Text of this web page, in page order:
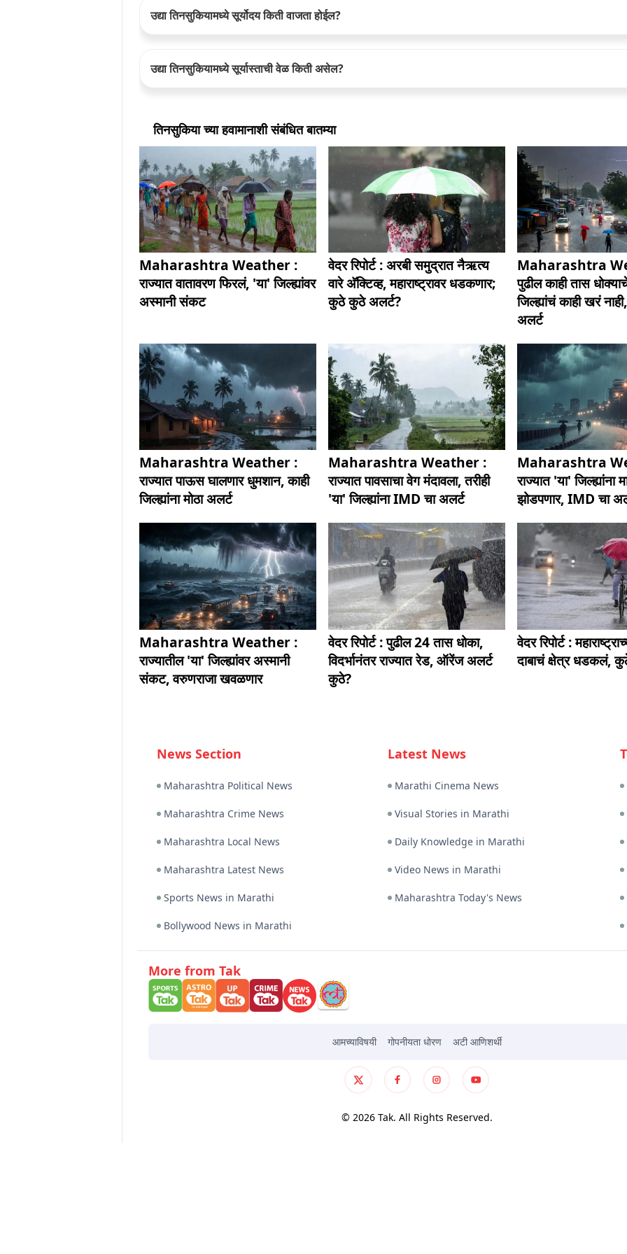
उद्या तिनसुकियामध्ये सूर्योदय किती वाजता होईल?
उद्या तिनसुकियामध्ये सूर्यास्ताची वेळ किती असेल?
तिनसुकिया च्या हवामानाशी संबंधित बातम्या
Maharashtra Weather :
राज्यात वातावरण फिरलं, 'या' जिल्ह्यांवर
अस्मानी संकट
वेदर रिपोर्ट : अरबी समुद्रात नैऋत्य
वारे अ‍ॅक्टिव्ह, महाराष्ट्रावर धडकणार;
कुठे कुठे अलर्ट?
Maharashtra
पुढील काही तास
जिल्ह्यांचं काही खरं
अलर्ट
Maharashtra Weather :
राज्यात पाऊस घालणार धुमशान, काही
जिल्ह्यांना मोठा अलर्ट
Maharashtra Weather :
राज्यात पावसाचा वेग मंदावला, तरीही
'या' जिल्ह्यांना IMD चा अलर्ट
Maharashtra
राज्यात 'या' जिल्ह्यांना
झोडपणार, IMD चा
Maharashtra Weather :
राज्यातील 'या' जिल्ह्यांवर अस्मानी
संकट, वरुणराजा खवळणार
वेदर रिपोर्ट : पुढील 24 तास धोका,
विदर्भानंतर राज्यात रेड, ऑरेंज अलर्ट
कुठे?
वेदर रिपोर्ट :
दाबाचं क्षेत्र धडकलं,
News Section
Maharashtra Political News
Maharashtra Crime News
Maharashtra Local News
Maharashtra Latest News
Sports News in Marathi
Bollywood News in Marathi
Latest News
Marathi Cinema News
Visual Stories in Marathi
Daily Knowledge in Marathi
Video News in Marathi
Maharashtra Today's News
More from Tak
आमच्याविषयी गोपनीयता धोरण अटी आणिशर्थी
© 2026 Tak. All Rights Reserved.